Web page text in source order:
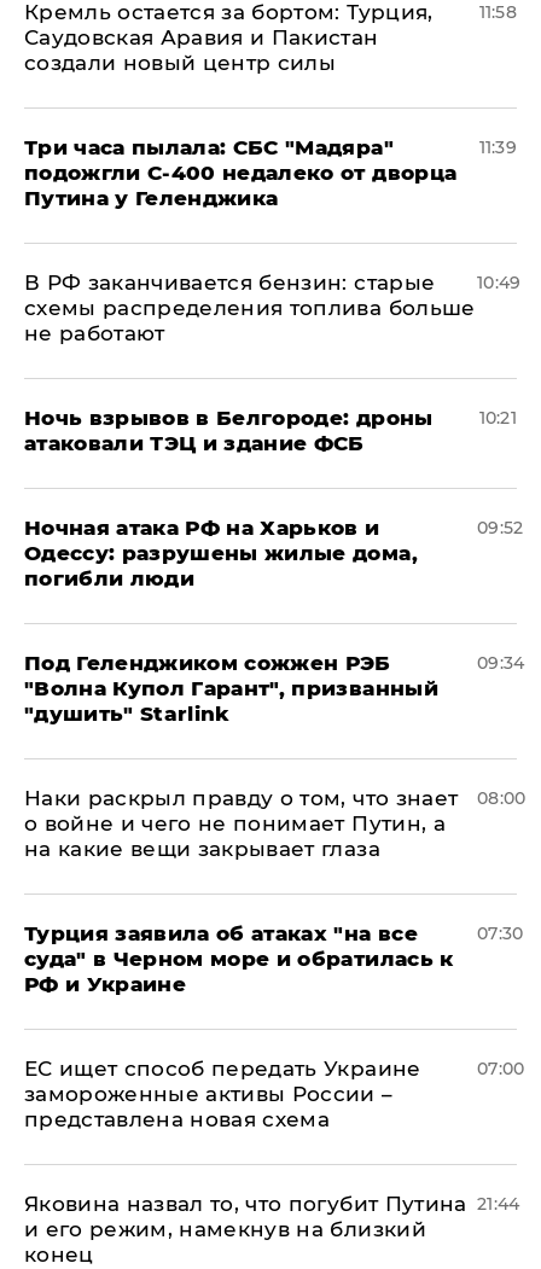
​Кремль остается за бортом: Турция,
Саудовская Аравия и Пакистан
создали новый центр силы
11:58
Три часа пылала: СБС "Мадяра"
подожгли С-400 недалеко от дворца
Путина у Геленджика
11:39
​В РФ заканчивается бензин: старые
схемы распределения топлива больше
не работают
10:49
​Ночь взрывов в Белгороде: дроны
атаковали ТЭЦ и здание ФСБ
10:21
​Ночная атака РФ на Харьков и
Одессу: разрушены жилые дома,
погибли люди
09:52
Под Геленджиком сожжен РЭБ
"Волна Купол Гарант", призванный
"душить" Starlink
09:34
Наки раскрыл правду о том, что знает
о войне и чего не понимает Путин, а
на какие вещи закрывает глаза
08:00
Турция заявила об атаках "на все
суда" в Черном море и обратилась к
РФ и Украине
07:30
ЕС ищет способ передать Украине
замороженные активы России –
представлена новая схема
07:00
Яковина назвал то, что погубит Путина
и его режим, намекнув на близкий
конец
21:44